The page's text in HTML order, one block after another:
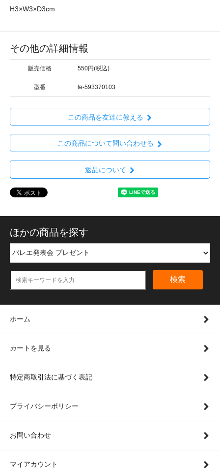
H3×W3×D3cm
その他の詳細情報
販売価格 550円(税込)
型番 le-593370103
この商品を友達に教える
この商品について問い合わせる
返品について
ほかの商品を探す
検索
ホーム
カートを見る
特定商取引法に基づく表記
プライバシーポリシー
お問い合わせ
マイアカウント